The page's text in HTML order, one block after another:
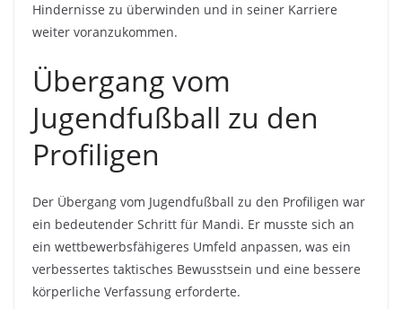
Hindernisse zu überwinden und in seiner Karriere
weiter voranzukommen.
Übergang vom
Jugendfußball zu den
Profiligen
Der Übergang vom Jugendfußball zu den Profiligen war
ein bedeutender Schritt für Mandi. Er musste sich an
ein wettbewerbsfähigeres Umfeld anpassen, was ein
verbessertes taktisches Bewusstsein und eine bessere
körperliche Verfassung erforderte.